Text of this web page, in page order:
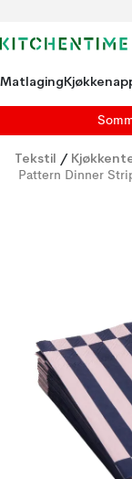
Matlaging
S
Tekstil /
Pattern Dinner